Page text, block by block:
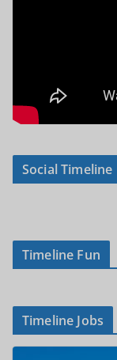
Social Timeline
Timeline Fun
Timeline Jobs